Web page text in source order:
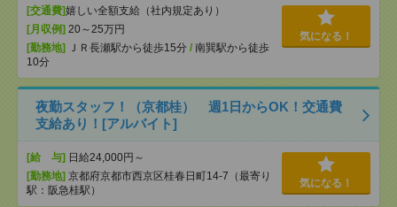
[交通費]嬉しい全額支給（社内規定あり）
[月収例] 20～25万円
[勤務地]
ＪＲ長瀬駅から徒歩15分 / 南巽駅から徒歩
10分
気になる！
夜勤スタッフ！（京都桂） 週1日からOK！交通費
支給あり！[アルバイト]
[給 与] 日給24,000円～
[勤務地] 京都府京都市西京区桂春日町14-7（最寄り
駅：阪急桂駅）
気になる！